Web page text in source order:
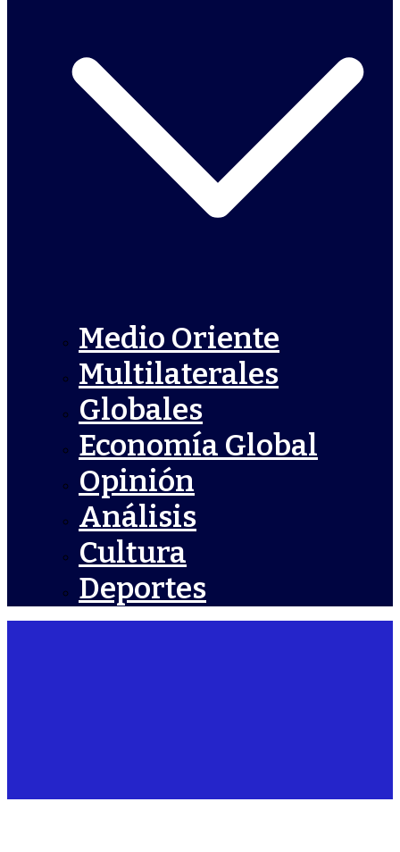
Medio Oriente
Multilaterales
Globales
Economía Global
Opinión
Análisis
Cultura
Deportes